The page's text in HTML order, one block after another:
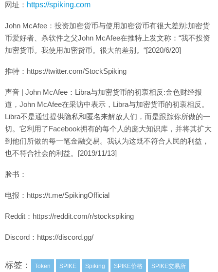
网址： https://spiking.com
John McAfee：投资加密货币与使用加密货币有很大差别:加密货
币爱好者、杀软件之父John McAfee在推特上发文称：“我不投资
加密货币。我使用加密货币。很大的差别。“[2020/6/20]
推特：https://twitter.com/StockSpiking
声音 | John McAfee：Libra与加密货币的初衷相反:金色财经报
道，John McAfee在采访中表示，Libra与加密货币的初衷相反。
Libra不是通过提供隐私和匿名来解放人们，而是跟踪你所做的一
切。它利用了Facebook拥有的每个人的庞大知识库，并将其扩大
到他们所做的每一笔金融交易。我认为这既不符合人民的利益，
也不符合社会的利益。[2019/11/13]
脸书：
电报：https://t.me/SpikingOfficial
Reddit：https://reddit.com/r/stockspiking
Discord：https://discord.gg/
标签： Token SPIKE Spiking SPIKE价格 SPIKE交易所